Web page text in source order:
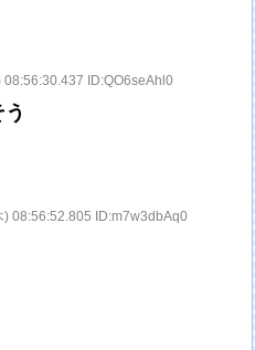
ID:QO6seAhl0
) 08:56:52.805 ID:m7w3dbAq0